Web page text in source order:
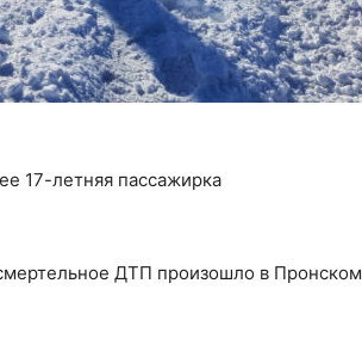
17-летняя пассажирка
ДТП произошло в Пронском